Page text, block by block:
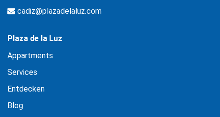
cadiz@plazadelaluz.com
Plaza de la Luz
Appartments
Services
Entdecken
Blog